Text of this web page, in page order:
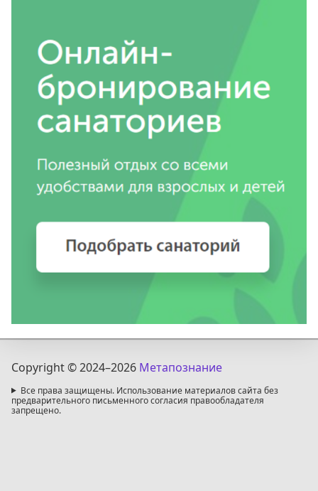
Copyright © 2024–2026 Метапознание
Все права защищены. Использование материалов сайта без
предварительного письменного согласия правообладателя
запрещено.